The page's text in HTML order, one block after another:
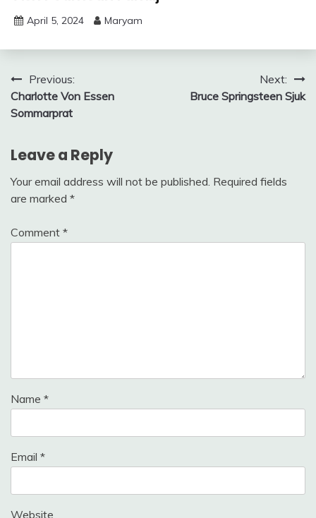
April 5, 2024 Maryam
Post
navigation
Previous:
Charlotte Von Essen
Sommarprat
Next:
Bruce Springsteen Sjuk
Leave a Reply
Your email address will not be published. Required fields
are marked *
Comment *
Name *
Email *
Website